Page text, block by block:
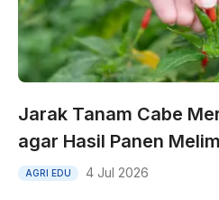
Jarak Tanam Cabe
agar Hasil Panen
AGRI EDU 4 Jul 2026